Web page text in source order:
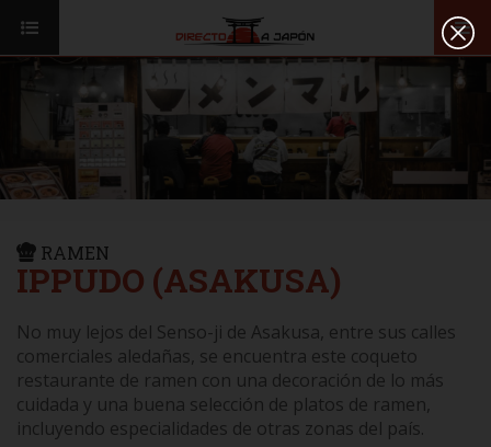
VUELOS
TRANSPORTE
DESTINOS
SEGUROS
ISI JAPANESE LANGUAGE SCHOOL
RAMEN
IPPUDO (ASAKUSA)
No muy lejos del Senso-ji de Asakusa, entre sus calles
comerciales aledañas, se encuentra este coqueto
restaurante de ramen con una decoración de lo más
cuidada y una buena selección de platos de ramen,
incluyendo especialidades de otras zonas del país.
VIAJAR A JAPÓN
VUELOS
TRANSPORTE
DESTINOS
CULTURA
RESTAURANTES